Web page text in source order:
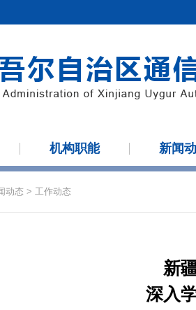
机构职能 新闻
动态 > 工作动态
新
深入